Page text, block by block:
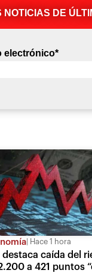
NOTICIAS DE
electrónico*
Hace 1 hora
destaca caída del
a 421 puntos